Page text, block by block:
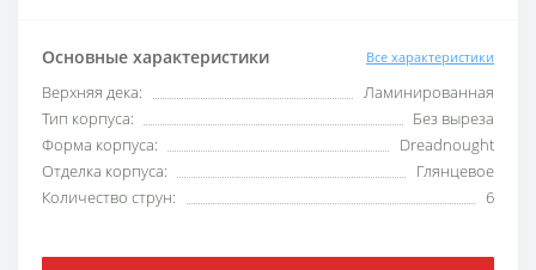
Основные характеристики Все характеристики
Верхняя дека:
Ламинированная
Тип корпуса:
Без выреза
Форма корпуса:
Dreadnought
Отделка корпуса:
Глянцевое
Количество струн:
6